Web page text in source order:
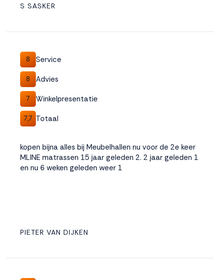
S SASKER
8 Service
8 Advies
7 Winkelpresentatie
7,7 Totaal
kopen bijna alles bij Meubelhallen nu voor de 2e keer
MLINE matrassen 15 jaar geleden 2. 2 jaar geleden 1
en nu 6 weken geleden weer 1
PIETER VAN DIJKEN